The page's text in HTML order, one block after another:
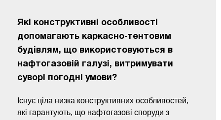
Які конструктивні особливості
допомагають каркасно-тентовим
будівлям, що використовуються в
нафтогазовій галузі, витримувати
суворі погодні умови?
Існує ціла низка конструктивних особливостей,
які гарантують, що нафтогазові споруди з